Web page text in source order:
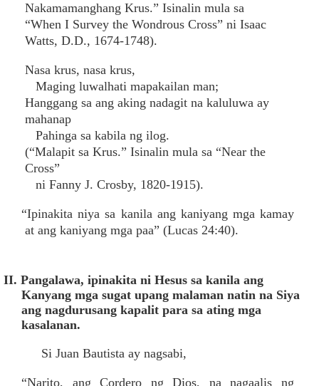
Nakamamanghang Krus.” Isinalin mula sa
“When I Survey the Wondrous Cross” ni Isaac
Watts, D.D., 1674-1748).
Nasa krus, nasa krus,
Maging luwalhati mapakailan man;
Hanggang sa ang aking nadagit na kaluluwa ay
mahanap
Pahinga sa kabila ng ilog.
(“Malapit sa Krus.” Isinalin mula sa “Near the
Cross”
ni Fanny J. Crosby, 1820-1915).
“Ipinakita niya sa kanila ang kaniyang mga kamay
at ang kaniyang mga paa” (Lucas 24:40).
II. Pangalawa, ipinakita ni Hesus sa kanila ang
Kanyang mga sugat upang malaman natin na Siya
ang nagdurusang kapalit para sa ating mga
kasalanan.
Si Juan Bautista ay nagsabi,
“Narito, ang Cordero ng Dios, na nagaalis ng